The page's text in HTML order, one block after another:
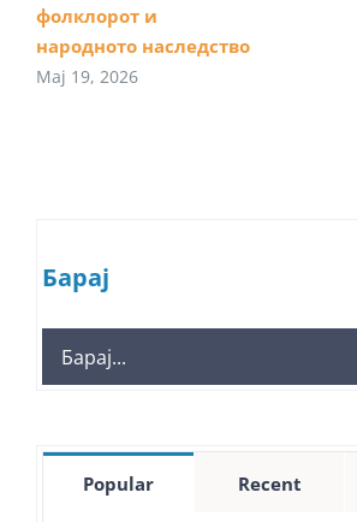
фолклорот и
народното наследство
Мај 19, 2026
Барај
Search
for:
Popular Recent